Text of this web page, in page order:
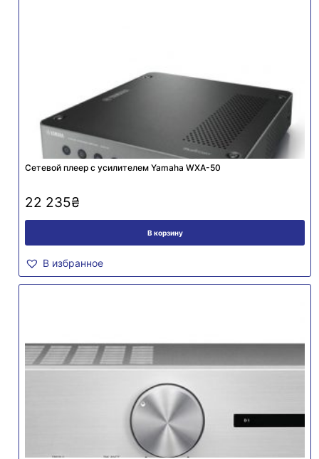
Сетевой плеер с усилителем Yamaha WXA-50
22 235₴
В корзину
В избранное